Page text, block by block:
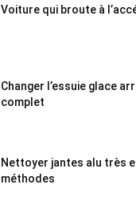
Voiture qui broute à
Changer l’essuie glace
complet
Nettoyer jantes alu très
méthodes